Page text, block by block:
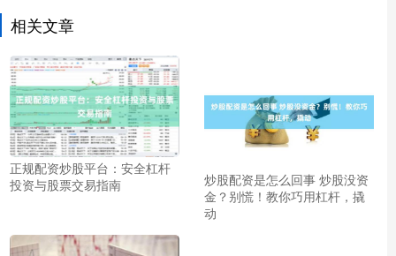
相关文章
正规配资炒股平台：安全杠杆
投资与股票交易指南
炒股配资是怎么回事 炒股没资
金？别慌！教你巧用杠杆，撬
动